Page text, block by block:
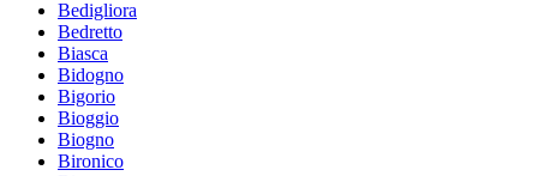
Bedigliora
Bedretto
Biasca
Bidogno
Bigorio
Bioggio
Biogno
Bironico